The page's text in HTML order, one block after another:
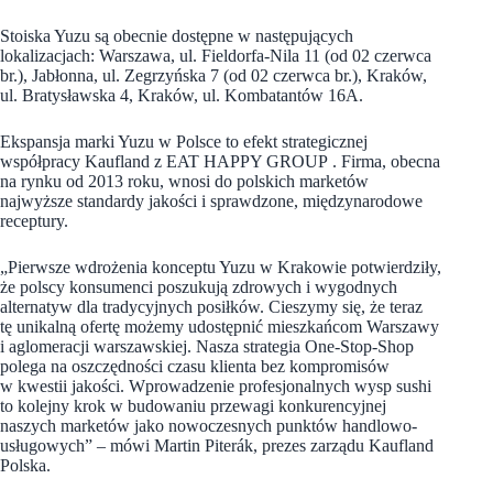
Stoiska Yuzu są obecnie dostępne w następujących
lokalizacjach: Warszawa, ul. Fieldorfa-Nila 11 (od 02 czerwca
br.), Jabłonna, ul. Zegrzyńska 7 (od 02 czerwca br.), Kraków,
ul. Bratysławska 4, Kraków, ul. Kombatantów 16A.
Ekspansja marki Yuzu w Polsce to efekt strategicznej
współpracy Kaufland z EAT HAPPY GROUP . Firma, obecna
na rynku od 2013 roku, wnosi do polskich marketów
najwyższe standardy jakości i sprawdzone, międzynarodowe
receptury.
„Pierwsze wdrożenia konceptu Yuzu w Krakowie potwierdziły,
że polscy konsumenci poszukują zdrowych i wygodnych
alternatyw dla tradycyjnych posiłków. Cieszymy się, że teraz
tę unikalną ofertę możemy udostępnić mieszkańcom Warszawy
i aglomeracji warszawskiej. Nasza strategia One-Stop-Shop
polega na oszczędności czasu klienta bez kompromisów
w kwestii jakości. Wprowadzenie profesjonalnych wysp sushi
to kolejny krok w budowaniu przewagi konkurencyjnej
naszych marketów jako nowoczesnych punktów handlowo-
usługowych” – mówi Martin Piterák, prezes zarządu Kaufland
Polska.